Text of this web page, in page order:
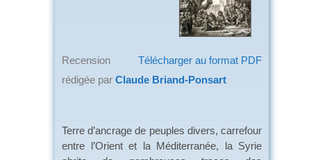
Télécharger au format PDF
Recension
rédigée par Claude Briand-Ponsart
Terre d’ancrage de peuples divers, carrefour
entre l’Orient et la Méditerranée, la Syrie